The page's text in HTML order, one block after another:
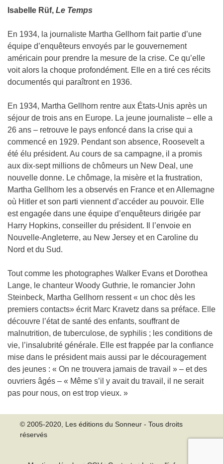
Isabelle Rüf, Le Temps
En 1934, la journaliste Martha Gellhorn fait partie d’une
équipe d’enquêteurs envoyés par le gouvernement
américain pour prendre la mesure de la crise. Ce qu’elle
voit alors la choque profondément. Elle en a tiré ces récits
documentés qui paraîtront en 1936.
En 1934, Martha Gellhorn rentre aux États-Unis après un
séjour de trois ans en Europe. La jeune journaliste – elle a
26 ans – retrouve le pays enfoncé dans la crise qui a
commencé en 1929. Pendant son absence, Roosevelt a
été élu président. Au cours de sa campagne, il a promis
aux dix-sept millions de chômeurs un New Deal, une
nouvelle donne. Le chômage, la misère et la frustration,
Martha Gellhorn les a observés en France et en Allemagne
où Hitler et son parti viennent d’accéder au pouvoir. Elle
est engagée dans une équipe d’enquêteurs dirigée par
Harry Hopkins, conseiller du président. Il l’envoie en
Nouvelle-Angleterre, au New Jersey et en Caroline du
Nord et du Sud.
Tout comme les photographes Walker Evans et Dorothea
Lange, le chanteur Woody Guthrie, le romancier John
Steinbeck, Martha Gellhorn ressent « un choc dès les
premiers contacts» écrit Marc Kravetz dans sa préface. Elle
découvre l’état de santé des enfants, souffrant de
malnutrition, de tuberculose, de syphilis ; les conditions de
vie, l’insalubrité générale. Elle est frappée par la confiance
mise dans le président mais aussi par le découragement
des jeunes : « On ne trouvera jamais de travail » – et des
ouvriers âgés – « Même s’il y avait du travail, il ne serait
pas pour nous, on est trop vieux. »
© 2005-2020, Les éditions du Sonneur - Tous droits
réservés